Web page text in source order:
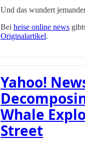
Und das wundert
Bei heise online news
Originalartikel.
Yahoo!
Whale
Street